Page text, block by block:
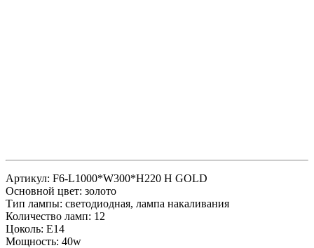
Артикул: F6-L1000*W300*H220 H GOLD
Основной цвет: золото
Тип лампы: светодиодная, лампа накаливания
Количество ламп: 12
Цоколь: E14
Мощность: 40w